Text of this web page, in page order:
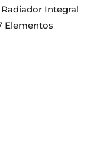
Integral
Elementos